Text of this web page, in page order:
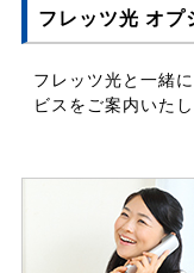
フレッツ光 オプ
フレッツ光と一緒
ビスをご案内いたし